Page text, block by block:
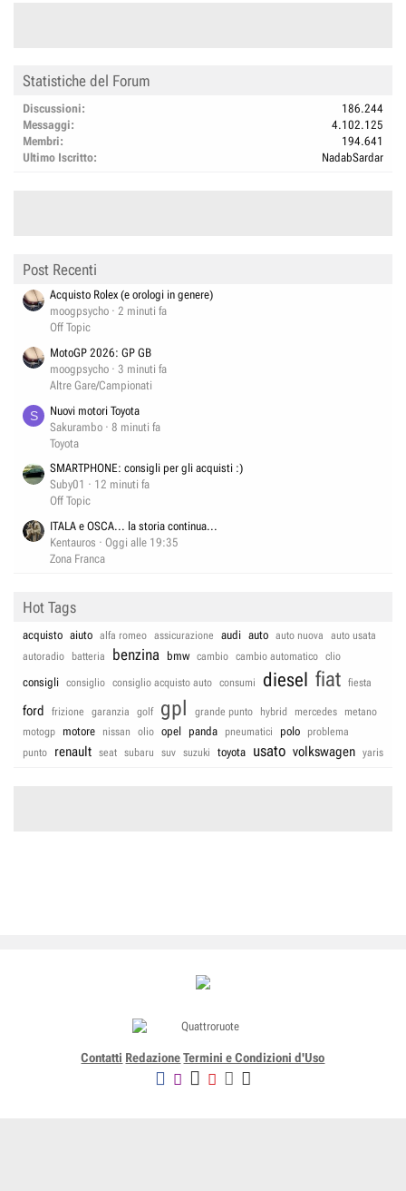
Statistiche del Forum
Discussioni
186.244
Messaggi
4.102.125
Membri
194.641
Ultimo Iscritto
NadabSardar
Post Recenti
Acquisto Rolex (e orologi in genere)
moogpsycho
2 minuti fa
Off Topic
MotoGP 2026: GP GB
moogpsycho
3 minuti fa
Altre Gare/Campionati
S
Nuovi motori Toyota
Sakurambo
8 minuti fa
Toyota
SMARTPHONE: consigli per gli acquisti :)
Suby01
12 minuti fa
Off Topic
ITALA e OSCA... la storia continua...
Kentauros
Oggi alle 19:35
Zona Franca
Hot Tags
acquisto aiuto alfa romeo assicurazione audi auto auto nuova
auto usata
autoradio
batteria benzina bmw cambio cambio automatico clio
consigli consiglio consiglio acquisto auto consumi diesel fiat fiesta
ford frizione garanzia golf gpl grande punto hybrid mercedes
metano
motogp
motore nissan olio opel panda pneumatici polo
problema
punto
renault seat subaru suv suzuki toyota usato volkswagen yaris
Contatti Redazione Termini e Condizioni d'Uso